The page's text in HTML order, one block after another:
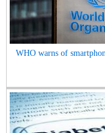
WHO warns of